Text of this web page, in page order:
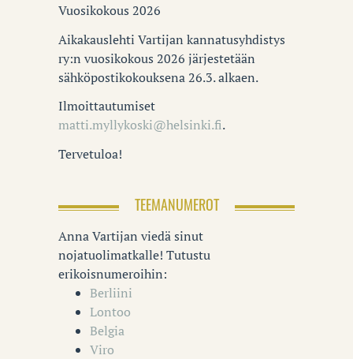
Vuosikokous 2026
Aikakauslehti Vartijan kannatusyhdistys
ry:n vuosikokous 2026 järjestetään
sähköpostikokouksena 26.3. alkaen.
Ilmoittautumiset
matti.myllykoski@helsinki.fi.
Tervetuloa!
TEEMANUMEROT
Anna Vartijan viedä sinut
nojatuolimatkalle! Tutustu
erikoisnumeroihin:
Berliini
Lontoo
Belgia
Viro